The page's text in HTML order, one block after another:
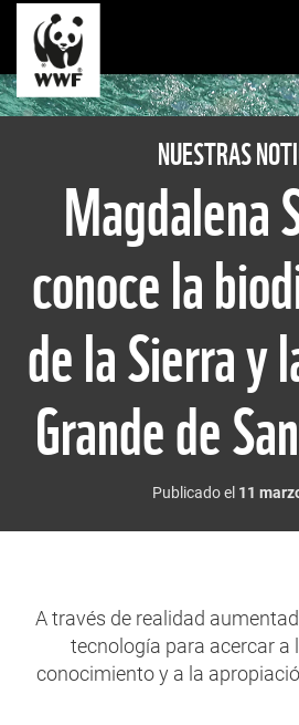
NUESTRAS
Magdalena
conoce la
de la Sierra y
Grande de
Publicado el 11
A través de realidad
tecnología para acercar a
conocimiento y a la